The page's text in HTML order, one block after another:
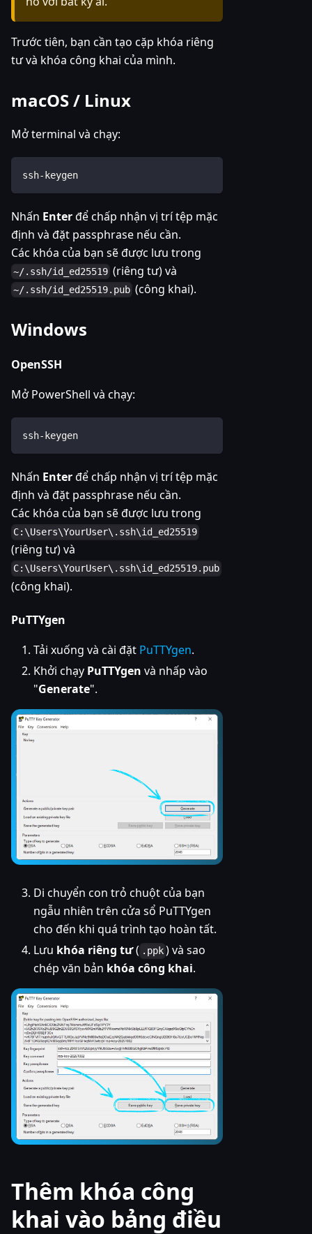
Trước tiên, bạn cần tạo cặp khóa riêng
tư và khóa công khai của mình.
macOS / Linux
Mở terminal và chạy:
ssh-keygen
Nhấn Enterđể chấp nhận vị trí tệp mặc
định và đặt passphrase nếu cần.
Các khóa của bạn sẽ được lưu trong
~/.ssh/id_ed25519 (riêng tư) và
~/.ssh/id_ed25519.pub (công khai).
Windows
OpenSSH
Mở PowerShell và chạy:
ssh-keygen
Nhấn Enterđể chấp nhận vị trí tệp mặc
định và đặt passphrase nếu cần.
Các khóa của bạn sẽ được lưu trong
C:\Users\YourUser\.ssh\id_ed25519
(riêng tư) và
C:\Users\YourUser\.ssh\id_ed25519.pub
(công khai).
PuTTYgen
Tải xuống và cài đặt PuTTYgen.
Khởi chạy PuTTYgen và nhấp vào
"Generate".
Di chuyển con trỏ chuột của bạn
ngẫu nhiên trên cửa sổ PuTTYgen
cho đến khi quá trình tạo hoàn tất.
Lưu khóa riêng tư( .ppk ) và sao
chép văn bản khóa công khai.
Thêm khóa công
khai vào bảng điều